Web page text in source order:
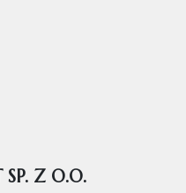
SP. Z O.O.